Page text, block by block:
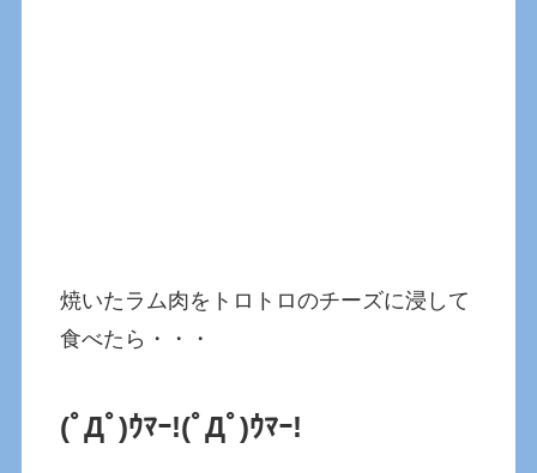
焼いたラム肉をトロトロのチーズに浸して
食べたら・・・
(ﾟДﾟ)ｳﾏｰ!(ﾟДﾟ)ｳﾏｰ!